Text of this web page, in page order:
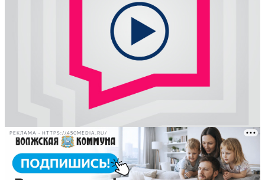
РЕКЛАМА • HTTPS://450MEDIA.RU/